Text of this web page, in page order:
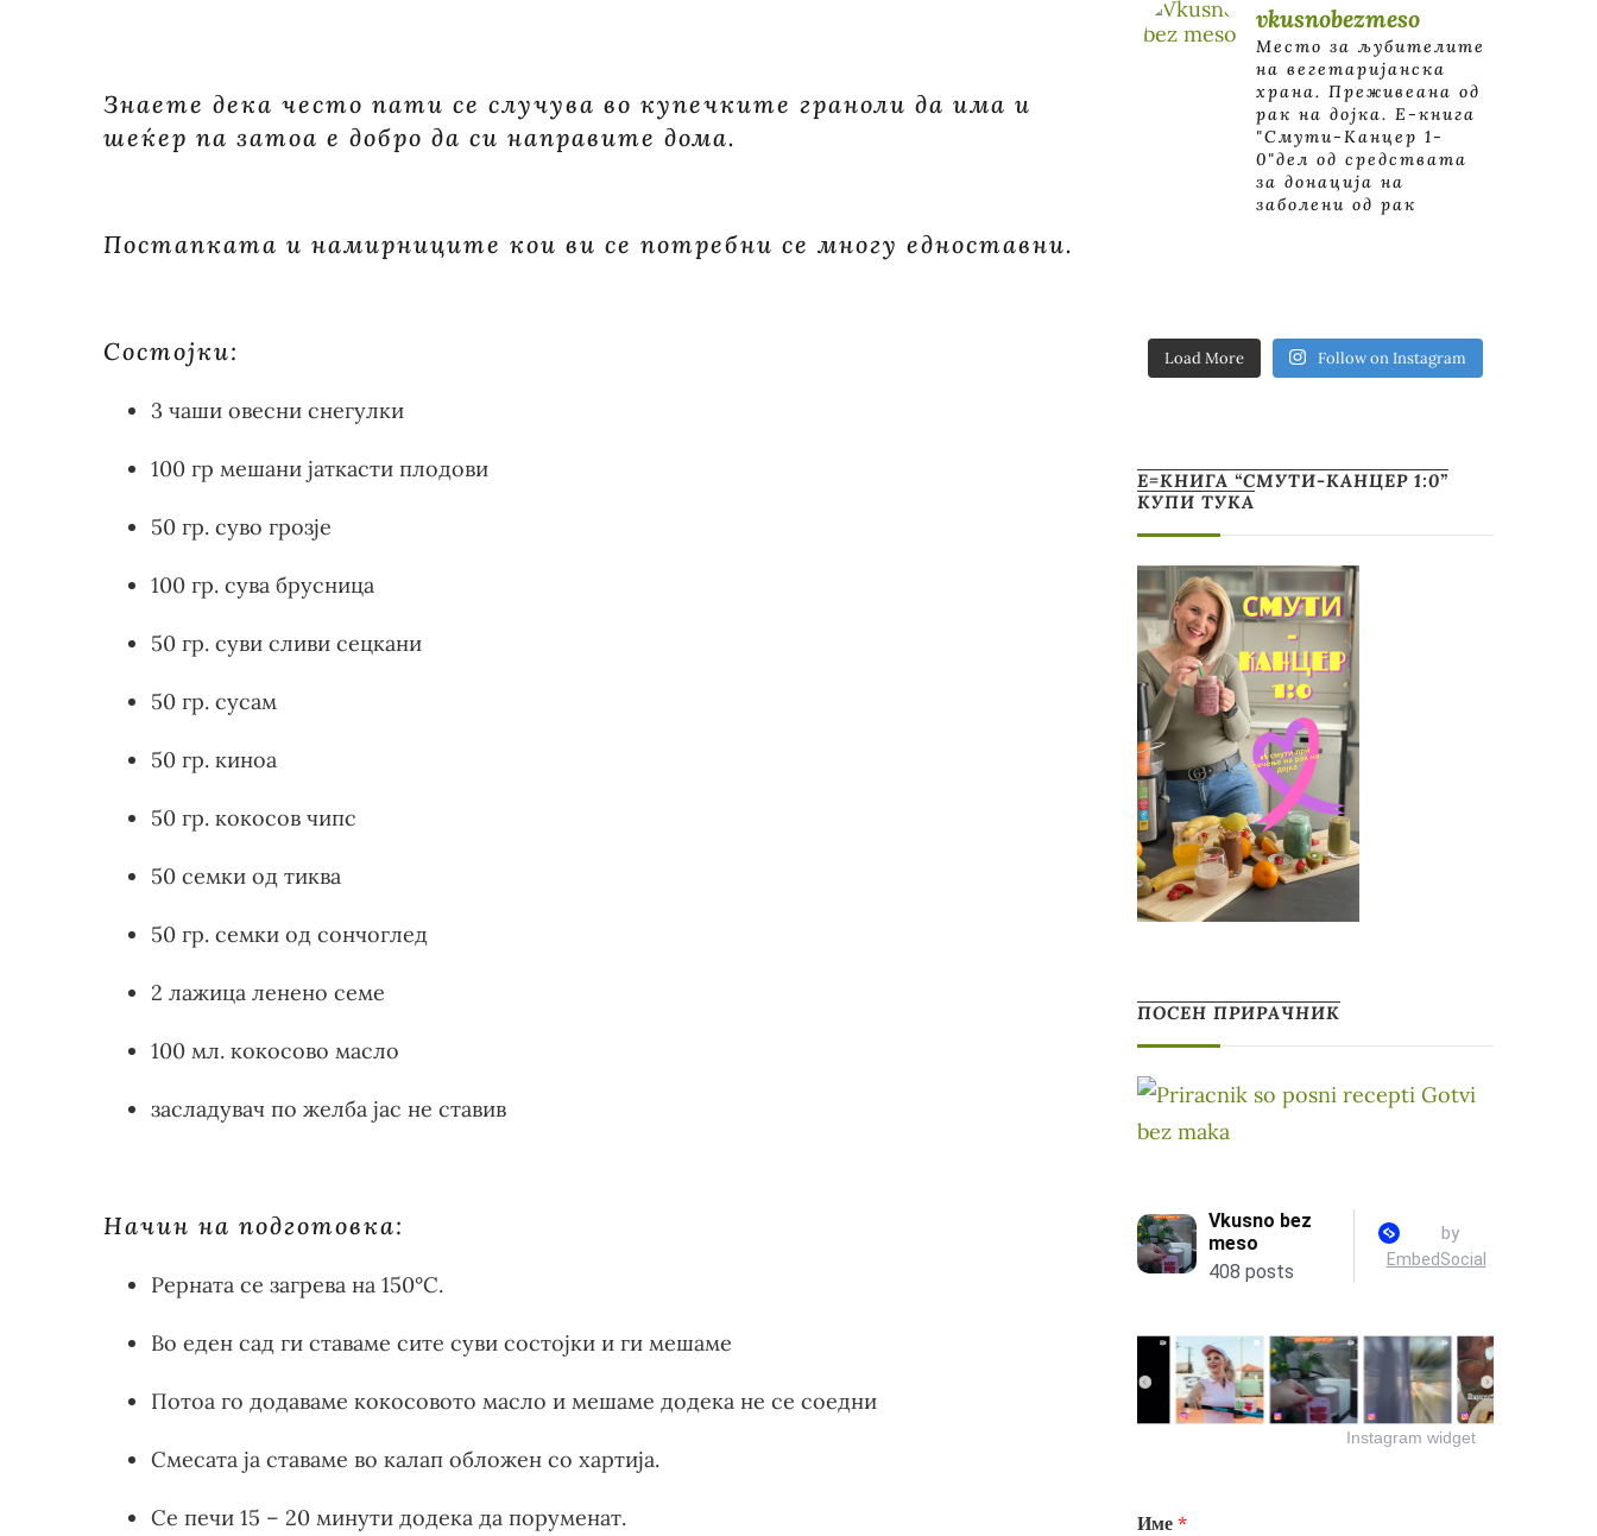
Знаете дека често пати се случува во купечките граноли да има и
шеќер па затоа е добро да си направите дома.
Постапката и намирниците кои ви се потребни се многу едноставни.
Состојки:
3 чаши овесни снегулки
100 гр мешани јаткасти плодови
50 гр. суво грозје
100 гр. сува брусница
50 гр. суви сливи сецкани
50 гр. сусам
50 гр. киноа
50 гр. кокосов чипс
50 семки од тиква
50 гр. семки од сончоглед
2 лажица ленено семе
100 мл. кокосово масло
засладувач по желба јас не ставив
Начин на подготовка:
Рерната се загрева на 150°С.
Во еден сад ги ставаме сите суви состојки и ги мешаме
Потоа го додаваме кокосовото масло и мешаме додека не се соедни
Смесата ја ставаме во калап обложен со хартија.
Се печи 15 – 20 минути додека да поруменат.
vkusnobezmeso
Место за љубителите
на вегетаријанска
храна. Преживеана од
рак на дојка. E-книга
"Смути-Канцер 1-
0"дел од средствата
за донација на
заболени од рак
Load More Follow on Instagram
Е=КНИГА “СМУТИ-КАНЦЕР 1:0”
КУПИ ТУКА
ПОСЕН ПРИРАЧНИК
Instagram widget
Име *